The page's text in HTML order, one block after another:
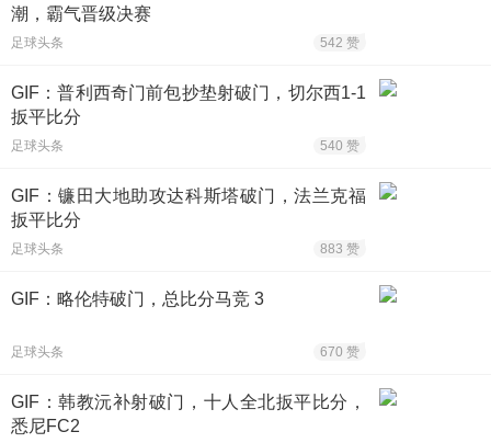
潮，霸气晋级决赛
足球头条 542 赞
GIF：普利西奇门前包抄垫射破门，切尔西1-1
扳平比分
足球头条 540 赞
GIF：镰田大地助攻达科斯塔破门，法兰克福
扳平比分
足球头条 883 赞
GIF：略伦特破门，总比分马竞 3
足球头条 670 赞
GIF：韩教沅补射破门，十人全北扳平比分，
悉尼FC2